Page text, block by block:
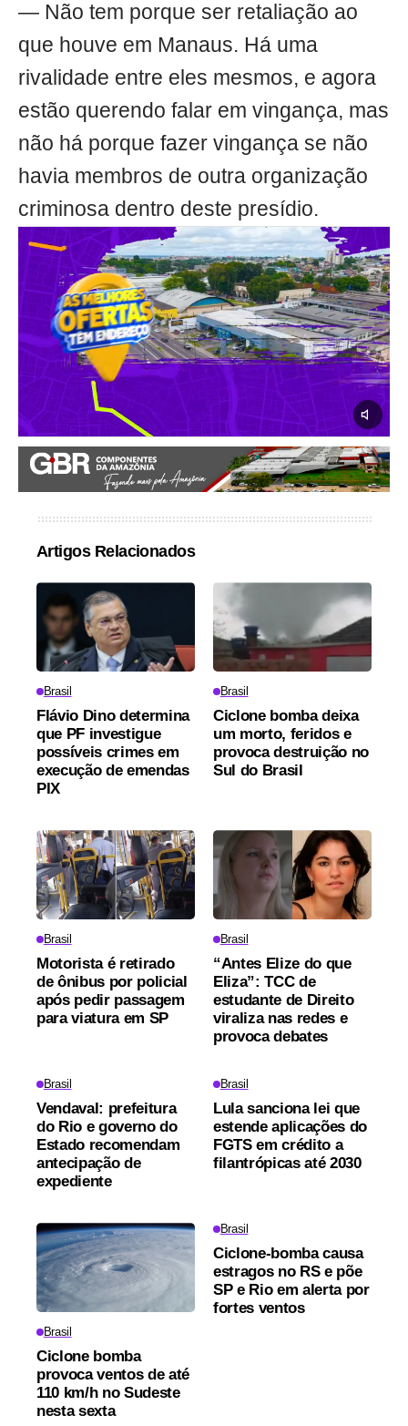
— Não tem porque ser retaliação ao
que houve em Manaus. Há uma
rivalidade entre eles mesmos, e agora
estão querendo falar em vingança, mas
não há porque fazer vingança se não
havia membros de outra organização
criminosa dentro deste presídio.
Artigos Relacionados
Brasil
Flávio Dino determina
que PF investigue
possíveis crimes em
execução de emendas
PIX
Brasil
Ciclone bomba deixa
um morto, feridos e
provoca destruição no
Sul do Brasil
Brasil
Motorista é retirado
de ônibus por policial
após pedir passagem
para viatura em SP
Brasil
“Antes Elize do que
Eliza”: TCC de
estudante de Direito
viraliza nas redes e
provoca debates
Brasil
Vendaval: prefeitura
do Rio e governo do
Estado recomendam
antecipação de
expediente
Brasil
Lula sanciona lei que
estende aplicações do
FGTS em crédito a
filantrópicas até 2030
Brasil
Ciclone bomba
provoca ventos de até
110 km/h no Sudeste
nesta sexta
Brasil
Ciclone-bomba causa
estragos no RS e põe
SP e Rio em alerta por
fortes ventos